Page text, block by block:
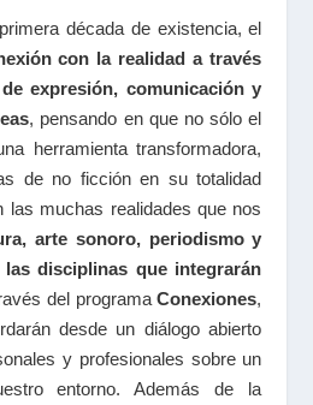
década de existencia, el
con la realidad a través
expresión, comunicación y
, pensando en que no sólo el
herramienta transformadora,
de no ficción en su totalidad
las muchas realidades que nos
arte sonoro, periodismo y
disciplinas que integrarán
del programaConexiones,
desde un diálogo abierto
y profesionales sobre un
entorno. Además de la